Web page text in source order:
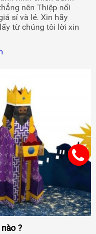
nên Thiệp nổi
sỉ và lẻ. Xin hãy
từ chúng tôi lời xin
?